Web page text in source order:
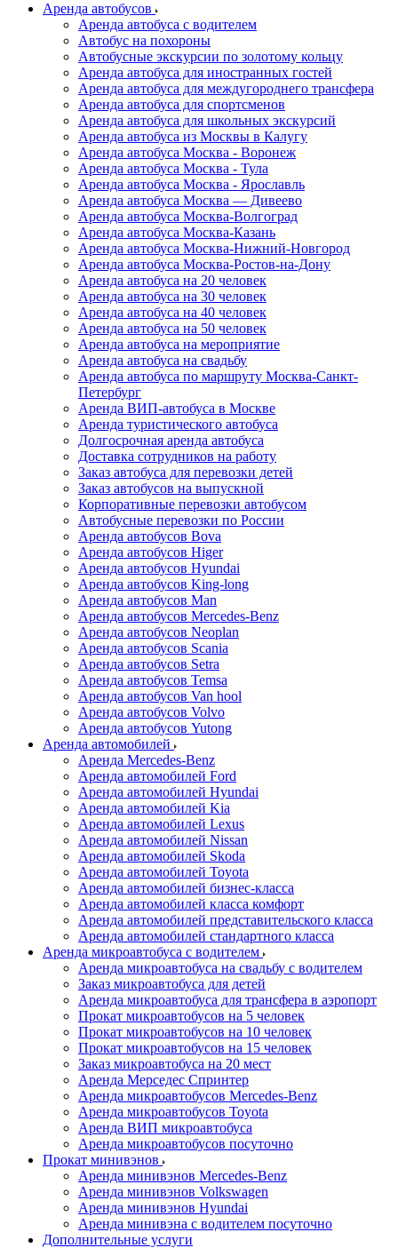
Аренда автобусов
Аренда автобуса с водителем
Автобус на похороны
Автобусные экскурсии по золотому кольцу
Аренда автобуса для иностранных гостей
Аренда автобуса для междугороднего трансфера
Аренда автобуса для спортсменов
Аренда автобуса для школьных экскурсий
Аренда автобуса из Москвы в Калугу
Аренда автобуса Москва - Воронеж
Аренда автобуса Москва - Тула
Аренда автобуса Москва - Ярославль
Аренда автобуса Москва — Дивеево
Аренда автобуса Москва-Волгоград
Аренда автобуса Москва-Казань
Аренда автобуса Москва-Нижний-Новгород
Аренда автобуса Москва-Ростов-на-Дону
Аренда автобуса на 20 человек
Аренда автобуса на 30 человек
Аренда автобуса на 40 человек
Аренда автобуса на 50 человек
Аренда автобуса на мероприятие
Аренда автобуса на свадьбу
Аренда автобуса по маршруту Москва-Санкт-
Петербург
Аренда ВИП-автобуса в Москве
Аренда туристического автобуса
Долгосрочная аренда автобуса
Доставка сотрудников на работу
Заказ автобуса для перевозки детей
Заказ автобусов на выпускной
Корпоративные перевозки автобусом
Автобусные перевозки по России
Аренда автобусов Bova
Аренда автобусов Higer
Аренда автобусов Hyundai
Аренда автобусов King-long
Аренда автобусов Man
Аренда автобусов Mercedes-Benz
Аренда автобусов Neoplan
Аренда автобусов Scania
Аренда автобусов Setra
Аренда автобусов Temsa
Аренда автобусов Van hool
Аренда автобусов Volvo
Аренда автобусов Yutong
Аренда автомобилей
Аренда Mercedes-Benz
Аренда автомобилей Ford
Аренда автомобилей Hyundai
Аренда автомобилей Kia
Аренда автомобилей Lexus
Аренда автомобилей Nissan
Аренда автомобилей Skoda
Аренда автомобилей Toyota
Аренда автомобилей бизнес-класса
Аренда автомобилей класса комфорт
Аренда автомобилей представительского класса
Аренда автомобилей стандартного класса
Аренда микроавтобуса с водителем
Аренда микроавтобуса на свадьбу с водителем
Заказ микроавтобуса для детей
Аренда микроавтобуса для трансфера в аэропорт
Прокат микроавтобусов на 5 человек
Прокат микроавтобусов на 10 человек
Прокат микроавтобусов на 15 человек
Заказ микроавтобуса на 20 мест
Аренда Мерседес Спринтер
Аренда микроавтобусов Mercedes-Benz
Аренда микроавтобусов Toyota
Аренда ВИП микроавтобуса
Аренда микроавтобусов посуточно
Прокат минивэнов
Аренда минивэнов Mercedes-Benz
Аренда минивэнов Volkswagen
Аренда минивэнов Hyundai
Аренда минивэна с водителем посуточно
Дополнительные услуги